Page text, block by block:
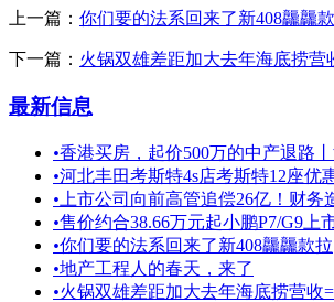
上一篇： 你们要的法系回来了新408龘龘
下一篇： 火锅双雄差距加大去年海底捞营
最新信息
•香港买房，起价500万的中产退路
•河北丰田考斯特4s店考斯特12座优
• 上市公司向前高管追偿26亿！财务
•售价约合38.66万元起小鹏P7/G9上
•你们要的法系回来了新408龘龘款拉
•地产工程人的春天，来了
•火锅双雄差距加大去年海底捞营收